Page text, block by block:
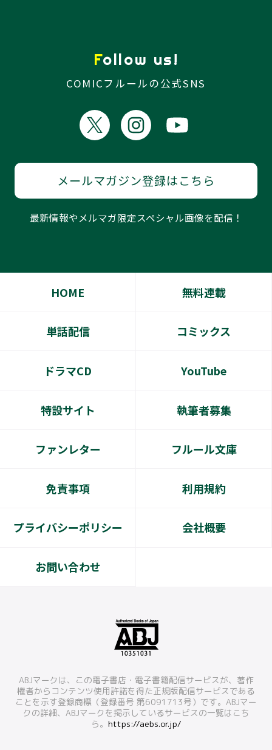
Follow us!
COMICフルールの公式SNS
メールマガジン登録はこちら
最新情報やメルマガ限定スペシャル画像を配信！
HOME 無料連載
単話配信 コミックス
ドラマCD YouTube
特設サイト 執筆者募集
ファンレター フルール文庫
免責事項 利用規約
プライバシーポリシー 会社概要
お問い合わせ
ABJマークは、この電子書店・電子書籍配信サービスが、著作
権者からコンテンツ使用許諾を得た正規版配信サービスである
ことを示す登録商標（登録番号 第6091713号）です。ABJマー
クの詳細、ABJマークを掲示しているサービスの一覧はこち
ら。 https://aebs.or.jp/